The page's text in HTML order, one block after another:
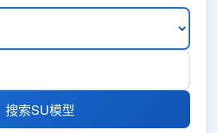
搜索SU模型